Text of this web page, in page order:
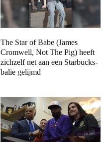
The Star of Babe (James
Cromwell, Not The Pig) heeft
zichzelf net aan een Starbucks-
balie gelijmd